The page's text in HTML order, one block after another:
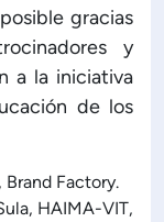
gracias
y
a la iniciativa
de los
Brand Factory.
HAIMA-VIT,